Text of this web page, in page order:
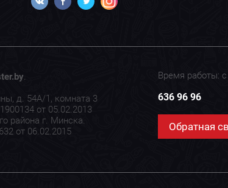
.
д. 54А/1, комната 3
от 05.02.2013
района г. Минска.
от 06.02.2015
Время работы:
636 96 96
Обратная